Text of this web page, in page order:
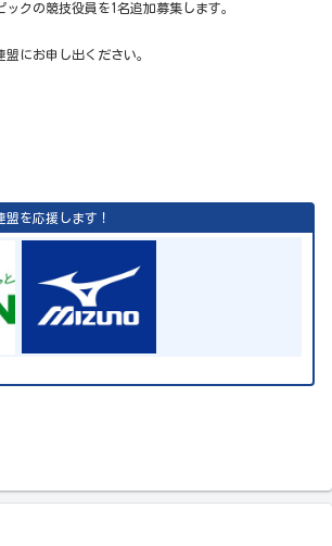
クの競技役員を1名追加募集します。
にお申し出ください。
を応援します！